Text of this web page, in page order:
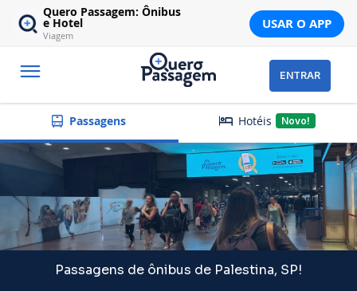
Quero Passagem: Ônibus
e Hotel
Viagem
USAR O APP
ENTRAR
Passagens Hotéis Novo!
Passagens de ônibus de Palestina, SP!